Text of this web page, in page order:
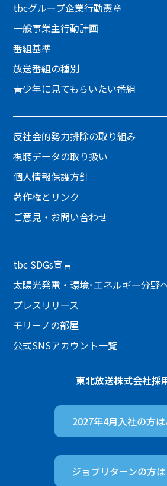
tbcグループ企業行動憲章
一般事業主行動計画
番組基準
放送番組の種別
青少年に見てもらいたい番組
反社会的勢力排除の取り組み
視聴データの取り扱い
個人情報保護方針
著作権とリンク
ご意見・お問い合わせ
tbc SDGs宣言
太陽光発電・環境･エネルギー分野
プレスリリース
モリーノの部屋
公式SNSアカウント一覧
東北放送株式会社採
2027年4月入社の方は
ジョブリターンの方は